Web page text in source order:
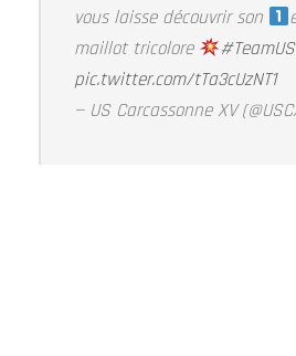
vous laisse découvrir son
maillot tricolore
pic.twitter.com/tTa3cUzNT1
— US Carcassonne XV